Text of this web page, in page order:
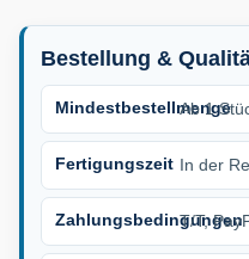
Bestellung &
Mindestbestellmenge
Ab 1
Fertigungszeit In der
Zahlungsbedingungen
T/T,